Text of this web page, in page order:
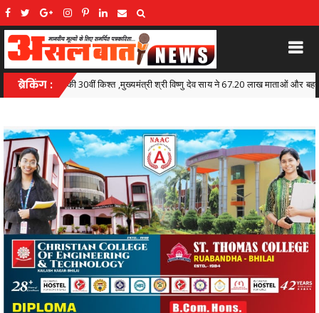
ब्रेकिंग :
देव साय ने 67.20 लाख माताओं और बहनों के खातों में डीबीटी के माध्यम से अंतरित किए